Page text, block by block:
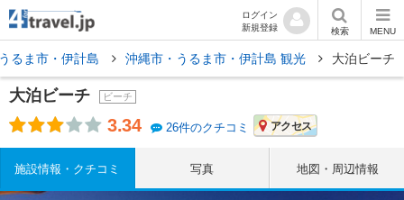
ログイン
新規登録
検索 MENU
るま市・伊計島 沖縄市・うるま市・伊計島 観光 大泊ビーチ
大泊ビーチ ビーチ
3.34 26件のクチコミ アクセス
施設情報・クチコミ 写真 地図・周辺情報